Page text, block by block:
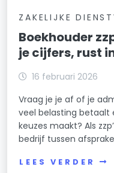
ZAKELIJKE
Boekhouder
je cijfers, rust
16 februari 2026
Vraag je je af of je
veel belasting betaalt
keuzes maakt? Als
bedrijf tussen
LEES VERDER